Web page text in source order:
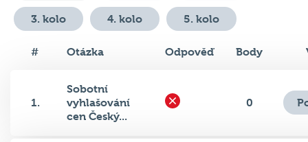
3. kolo 4. kolo 5. kolo
# Otázka Odpověď Body
1.
Sobotní
vyhlašování
cen Český...
0